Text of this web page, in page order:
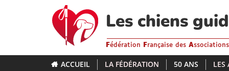
Les chiens
Fédération Française des A
ACCUEIL LA FÉDÉRATION 50 ANS LES